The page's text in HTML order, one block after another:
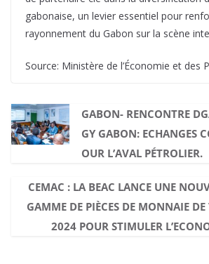
gabonaise, un levier essentiel pour
rayonnement du Gabon sur la scène
Source: Ministère de l’Économie et des
GABON- RENCONTRE
GY GABON: ECHANGES
OUR L’AVAL PÉTROLIER.
CEMAC : LA BEAC LANCE UNE
GAMME DE PIÈCES DE MONNAIE DE
2024 POUR STIMULER